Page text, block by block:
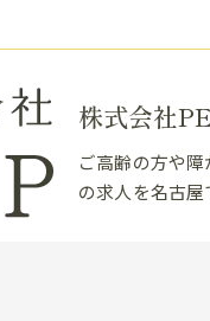
株式会社
ご高齢の方や
の求人を名古